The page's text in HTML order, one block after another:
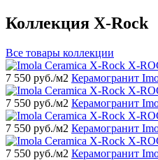
Коллекция X-Rock
Все товары коллекции
7 550 руб./м2 Керамогранит
7 550 руб./м2 Керамогранит
7 550 руб./м2 Керамогранит
7 550 руб./м2 Керамогранит